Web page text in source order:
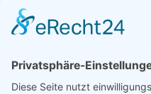
Haben Sie